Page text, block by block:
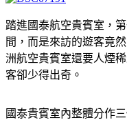
踏進國泰航空貴賓室，
間，而是來訪的遊客竟
洲航空貴賓室還要人煙
客卻少得出奇。
國泰貴賓室內整體分作